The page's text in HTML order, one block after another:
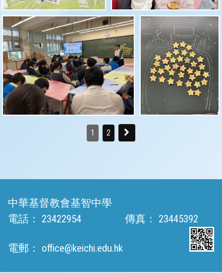
1 2
中華基督教會基智中學
電話：
23422954 傳真： 23445392
電郵： office@keichi.edu.hk